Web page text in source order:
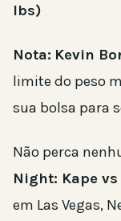
lbs)
Nota: Kevin
limite do peso
sua bolsa para
Não perca
Night: Kape
em Las Vegas,